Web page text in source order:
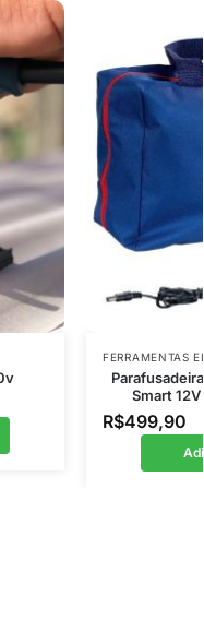
FERRAMENTAS
Smart
R$499,90